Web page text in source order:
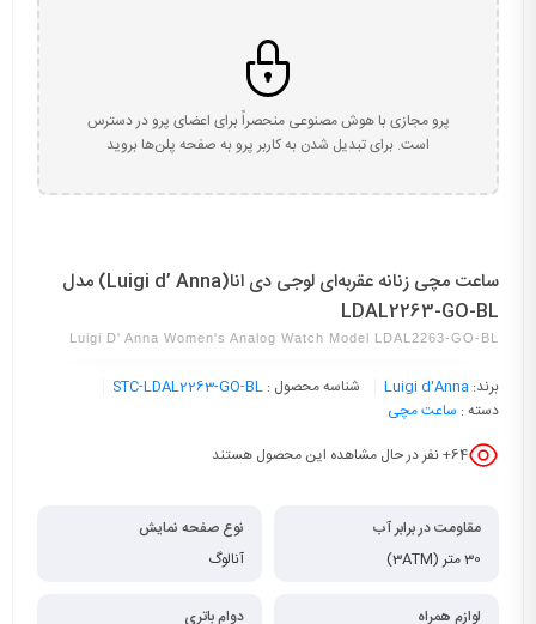
پرو مجازی با هوش مصنوعی منحصراً برای اعضای پرو در دسترس
است. برای تبدیل شدن به کاربر پرو به صفحه پلن‌ها بروید
ساعت مچی زنانه عقربه‌ای لوجی دی انا(Luigi d’ Anna) مدل
LDAL2263-GO-BL
Luigi D' Anna Women's Analog Watch Model LDAL2263-GO-BL
برند: Luigi d'Anna شناسه محصول : STC-LDAL2263-GO-BL
دسته : ساعت مچی
64+ نفر در حال مشاهده این محصول هستند
مقاومت در برابر آب
30 متر (3ATM)
نوع صفحه نمایش
آنالوگ
لوازم همراه
دوام باتری